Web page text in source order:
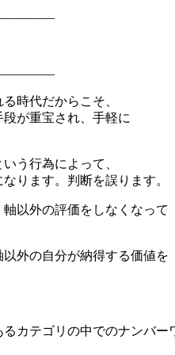
時代だからこそ、
が重宝され、手軽に
う行為によって、
ります。判断を誤ります。
以外の評価をしなくなって
外の自分が納得する価値を
テゴリの中でのナンバー